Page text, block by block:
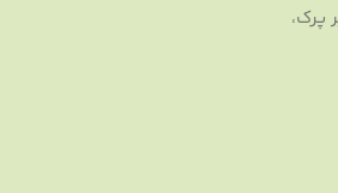
پرک،